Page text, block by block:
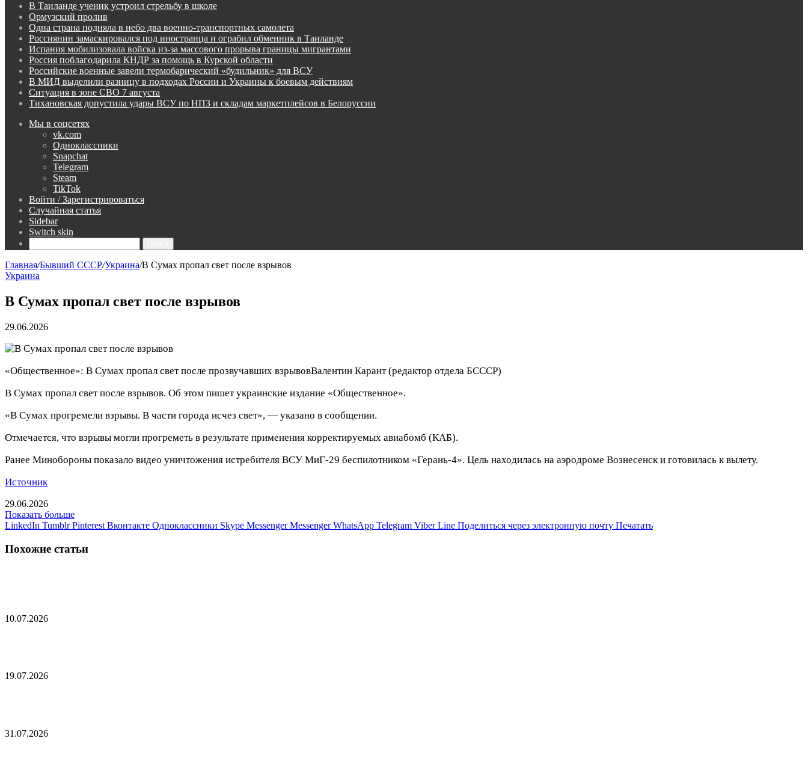
В Таиланде ученик устроил стрельбу в школе
Ормузский пролив
Одна страна подняла в небо два военно-транспортных самолета
Россиянин замаскировался под иностранца и ограбил обменник в Таиланде
Испания мобилизовала войска из-за массового прорыва границы мигрантами
Россия поблагодарила КНДР за помощь в Курской области
Российские военные завели термобарический «будильник» для ВСУ
В МИД выделили разницу в подходах России и Украины к боевым действиям
Ситуация в зоне СВО 7 августа
Тихановская допустила удары ВСУ по НПЗ и складам маркетплейсов в Белоруссии
Мы в соцсетях
vk.com
Одноклассники
Snapchat
Telegram
Steam
TikTok
Войти / Зарегистрироваться
Случайная статья
Sidebar
Switch skin
Главная/Бывший СССР/Украина/В Сумах пропал свет после взрывов
Украина
В Сумах пропал свет после взрывов
29.06.2026
«Общественное»: В Сумах пропал свет после прозвучавших взрывовВалентин Карант(редактор отдела БСССР)
В Сумах пропал свет после взрывов. Об этом пишет украинские издание «Общественное».
«В Сумах прогремели взрывы. В части города исчез свет», — указано в сообщении.
Отмечается, что взрывы могли прогреметь в результате применения корректируемых авиабомб (КАБ).
Ранее Минобороны показало видео уничтожения истребителя ВСУ МиГ-29 беспилотником «Герань-4». Цель находилась на аэродроме Вознесенск и готовилась к вылету.
Источник
29.06.2026
Показать больше
LinkedIn Tumblr Pinterest Вконтакте Одноклассники Skype Messenger Messenger WhatsApp Telegram Viber Line Поделиться через электронную почту Печатать
Похожие статьи
10.07.2026
19.07.2026
31.07.2026